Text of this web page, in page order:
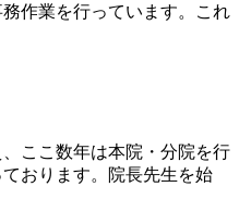
作業を行っています。これ
ここ数年は本院・分院を行
おります。院長先生を始